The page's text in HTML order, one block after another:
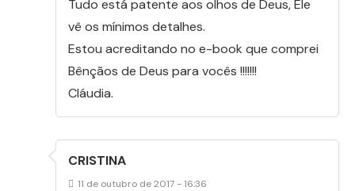
Tudo está patente aos olhos de Deus, Ele
vê os mínimos detalhes.
Estou acreditando no e-book que comprei
Bênçãos de Deus para vocês !!!!!!!
Cláudia.
CRISTINA
11 de outubro de 2017 - 16:36